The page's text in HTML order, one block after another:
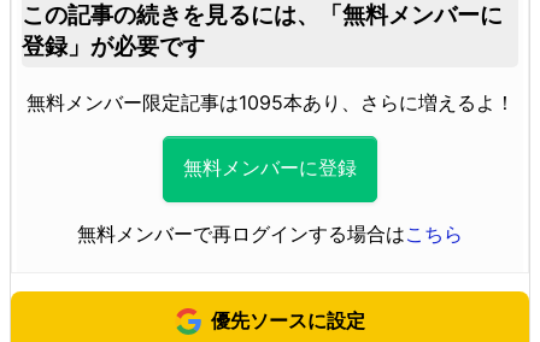
この記事の続きを見るには、
「無料メンバーに
登録」が必要です
無料メンバー限定記事は1095本あり、さらに増えるよ！
無料メンバーに登録
無料メンバーで再ログインする場合はこちら
優先ソースに設定